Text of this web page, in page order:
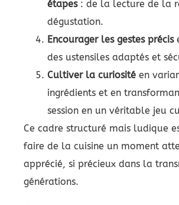
étapes: de la lecture de la
dégustation.
Encourager les gestes précis
des ustensiles adaptés et
Cultiver la curiosité en
ingrédients et en
session en un véritable jeu
Ce cadre structuré mais ludique
faire de la cuisine un moment
apprécié, si précieux dans la
générations.